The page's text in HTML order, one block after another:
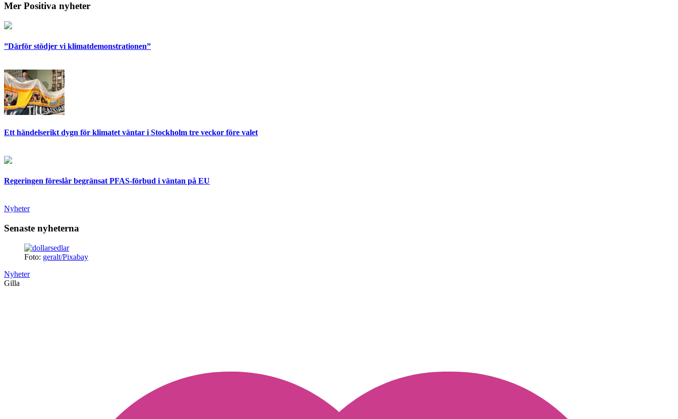
Mer Positiva nyheter
”Därför stödjer vi klimatdemonstrationen”
Ett händelserikt dygn för klimatet väntar i Stockholm tre veckor före valet
Regeringen föreslår begränsat PFAS-förbud i väntan på EU
Nyheter
Senaste nyheterna
Foto: geralt/Pixabay
Nyheter
Gilla